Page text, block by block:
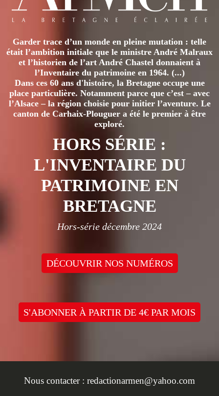
Garder trace d’un monde en pleine mutation : telle
était l’ambition initiale que le ministre André Malraux
et l’historien de l’art André Chastel donnaient à
l’Inventaire du patrimoine en 1964. (...)
Dans ces 60 ans d'histoire, la Bretagne occupe une
place particulière. Notamment parce que c’est – avec
l’Alsace – la région choisie pour initier l’aventure. Le
canton de Carhaix-Plouguer a été le premier à être
exploré.
HORS SÉRIE :
L'INVENTAIRE DU
PATRIMOINE EN
BRETAGNE
Hors-série décembre 2024
DÉCOUVRIR NOS NUMÉROS
S'ABONNER À PARTIR DE 4€ PAR MOIS
Nous contacter : redactionarmen@yahoo.com